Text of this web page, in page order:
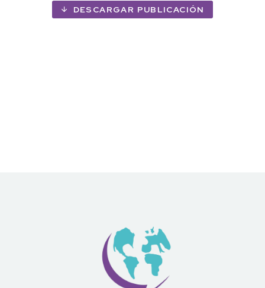
DESCARGAR PUBLICACIÓN